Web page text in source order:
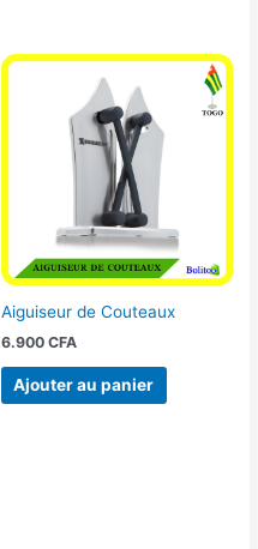
Aiguiseur de Couteaux
6.900 CFA
Ajouter au panier